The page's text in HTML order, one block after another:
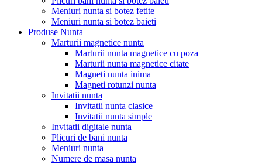
Meniuri nunta si botez fetite
Meniuri nunta si botez baieti
Produse Nunta
Marturii magnetice nunta
Marturii nunta magnetice cu poza
Marturii nunta magnetice citate
Magneti nunta inima
Magneti rotunzi nunta
Invitatii nunta
Invitatii nunta clasice
Invitatii nunta simple
Invitatii digitale nunta
Plicuri de bani nunta
Meniuri nunta
Numere de masa nunta